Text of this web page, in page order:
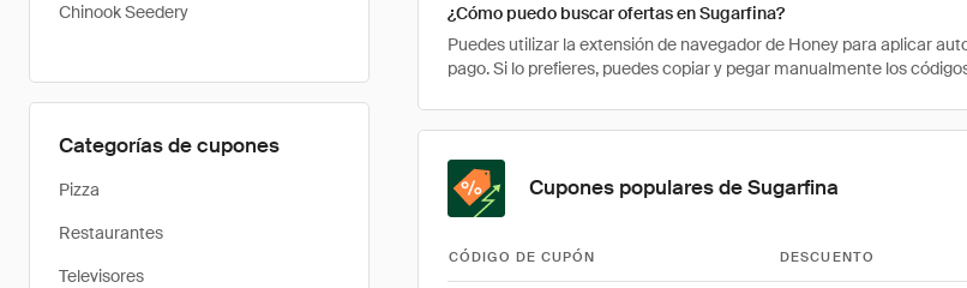
Chinook Seedery
Categorías de cupones
Pizza
Restaurantes
Televisores
¿Cómo puedo buscar ofertas en Sugarfina?
Puedes utilizar la extensión de navegador de Honey para aplicar
pago. Si lo prefieres, puedes copiar y pegar manualmente los
Cupones populares de Sugarfina
CÓDIGO DE CUPÓN DESCUENTO